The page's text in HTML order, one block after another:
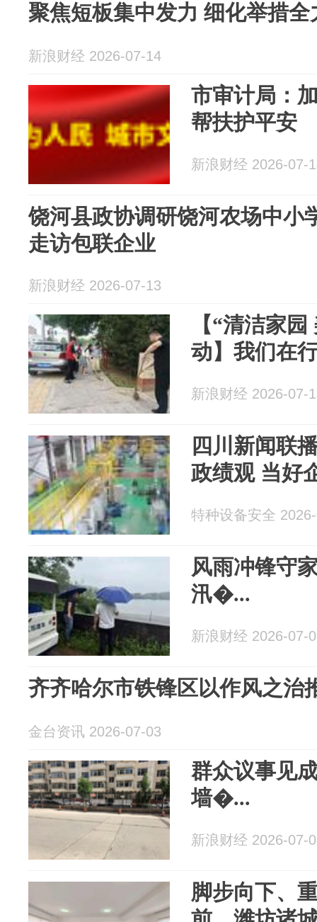
聚焦短板集中发力 细化举措全
新浪财经 2026-07-14
市审计局：
帮扶护平安
新浪财经 2026-07-
饶河县政协调研饶河农场中小
走访包联企业
新浪财经 2026-07-13
【“清洁家
动】我们在
新浪财经 2026-07-
四川新闻联
政绩观 当好
特种设备安全
风雨冲锋守
汛�...
新浪财经 2026-07-
齐齐哈尔市铁锋区以作风之治
金台资讯 2026-07-03
群众议事见
墙�...
新浪财经 2026-07-
脚步向下、